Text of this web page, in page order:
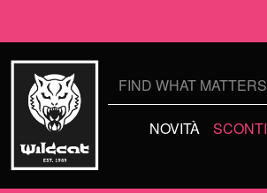
NOVITÀ SCONTI